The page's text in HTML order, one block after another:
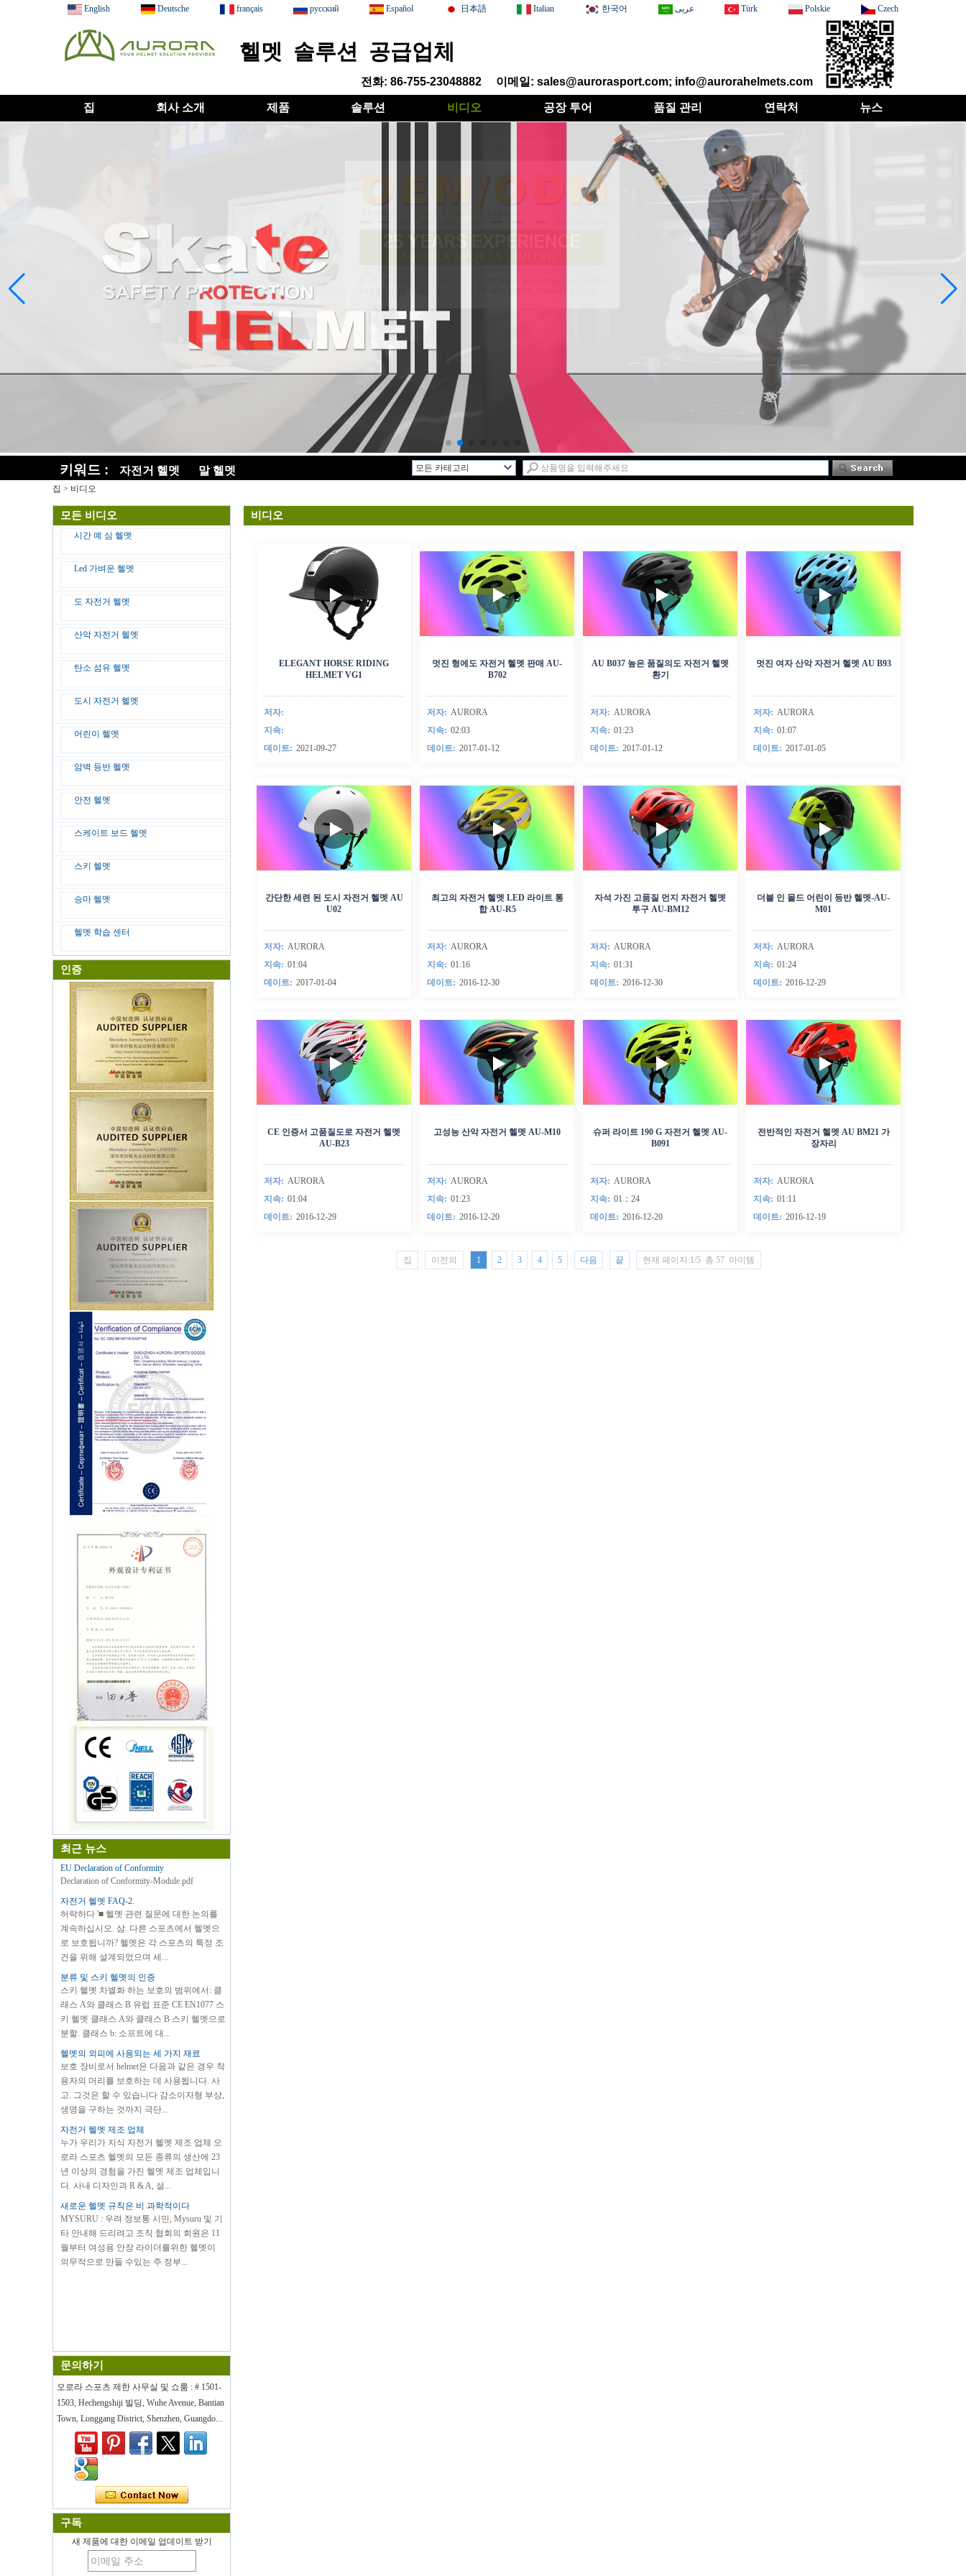
English Deutsche français русский Español 日本語 Italian 한국어 عربى Türk Polskie Czech
헬멧 솔루션 공급업체
전화: 86-755-23048882 이메일: sales@aurorasport.com; info@aurorahelmets.com
집 회사 소개 제품 솔루션 비디오 공장 투어 품질 관리 연락처 뉴스
키워드 : 자전거 헬멧 말 헬멧
모든 카테고리
새로운 디자인L
성인 자전거 헬멧L
스케이트 헬멧L
공사 헬멧L
아이스 스케이팅 헬멧L
탄소 섬유 부품L
스마트 헬멧L
수상복 헬멧L
집 > 비디오
모든 비디오
시간 예 심 헬멧
Led 가벼운 헬멧
도 자전거 헬멧
산악 자전거 헬멧
탄소 섬유 헬멧
도시 자전거 헬멧
어린이 헬멧
암벽 등반 헬멧
안전 헬멧
스케이트 보드 헬멧
스키 헬멧
승마 헬멧
헬멧 학습 센터
인증
최근 뉴스
EU Declaration of Conformity
Declaration of Conformity-Module.pdf
자전거 헬멧 FAQ-2.
허락하다 '■ 헬멧 관련 질문에 대한 논의를
계속하십시오. 삼. 다른 스포츠에서 헬멧으
로 보호됩니까? 헬멧은 각 스포츠의 특정 조
건을 위해 설계되었으며 세...
분류 및 스키 헬멧의 인증
스키 헬멧 차별화 하는 보호의 범위에서: 클
래스 A와 클래스 B 유럽 표준 CE EN1077 스
키 헬멧 클래스 A와 클래스 B 스키 헬멧으로
분할. 클래스 b: 소프트에 대...
헬멧의 외피에 사용되는 세 가지 재료
보호 장비로서 helmet은 다음과 같은 경우 착
용자의 머리를 보호하는 데 사용됩니다. 사
고. 그것은 할 수 있습니다 감소이자형 부상,
생명을 구하는 것까지 극단...
자전거 헬멧 제조 업체
누가 우리가 지식 자전거 헬멧 제조 업체 오
로라 스포츠 헬멧의 모든 종류의 생산에 23
년 이상의 경험을 가진 헬멧 제조 업체입니
다. 사내 디자인과 R & A, 설...
새로운 헬멧 규칙은 비 과학적이다
MYSURU : 우려 정보통 시민, Mysuru 및 기
타 안내해 드리려고 조직 협회의 회원은 11
월부터 여성용 안장 라이더를위한 헬멧이
의무적으로 만들 수있는 주 정부...
문의하기
오로라 스포츠 제한 사무실 및 쇼룸 : # 1501-
1503, Hechengshiji 빌딩, Wuhe Avenue, Bantian
Town, Longgang District, Shenzhen, Guangdo...
구독
새 제품에 대한 이메일 업데이트 받기
비디오
ELEGANT HORSE RIDING
HELMET VG1
저자:
지속:
데이트: 2021-09-27
멋진 형에도 자전거 헬멧 판매 AU-
B702
저자: AURORA
지속: 02:03
데이트: 2017-01-12
AU B037 높은 품질의도 자전거 헬멧
환기
저자: AURORA
지속: 01:23
데이트: 2017-01-12
멋진 여자 산악 자전거 헬멧 AU B93
저자: AURORA
지속: 01:07
데이트: 2017-01-05
간단한 세련 된 도시 자전거 헬멧 AU
U02
저자: AURORA
지속: 01:04
데이트: 2017-01-04
최고의 자전거 헬멧 LED 라이트 통
합 AU-R5
저자: AURORA
지속: 01:16
데이트: 2016-12-30
자석 가진 고품질 먼지 자전거 헬멧
투구 AU-BM12
저자: AURORA
지속: 01:31
데이트: 2016-12-30
더블 인 몰드 어린이 등반 헬멧-AU-
M01
저자: AURORA
지속: 01:24
데이트: 2016-12-29
CE 인증서 고품질도로 자전거 헬멧
AU-B23
저자: AURORA
지속: 01:04
데이트: 2016-12-29
고성능 산악 자전거 헬멧 AU-M10
저자: AURORA
지속: 01:23
데이트: 2016-12-20
슈퍼 라이트 190 G 자전거 헬멧 AU-
B091
저자: AURORA
지속: 01：24
데이트: 2016-12-20
전반적인 자전거 헬멧 AU BM21 가
장자리
저자: AURORA
지속: 01:11
데이트: 2016-12-19
집 이전의 1 2 3 4 5 다음 끝 현재 페이지:1/5 총 57 아이템